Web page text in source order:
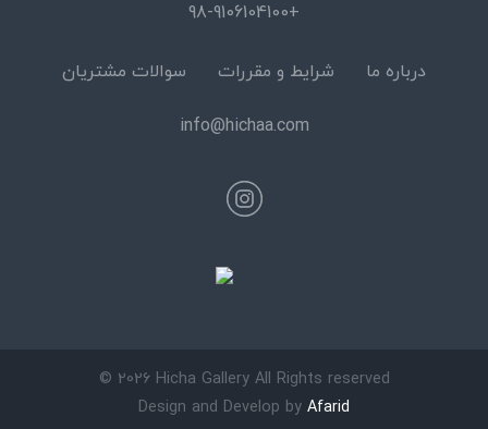
+98-9106104100
درباره ما
شرایط و مقررات
سوالات مشتریان
info@hichaa.com
© 2026 Hicha Gallery All Rights reserved
Design and Develop by Afarid